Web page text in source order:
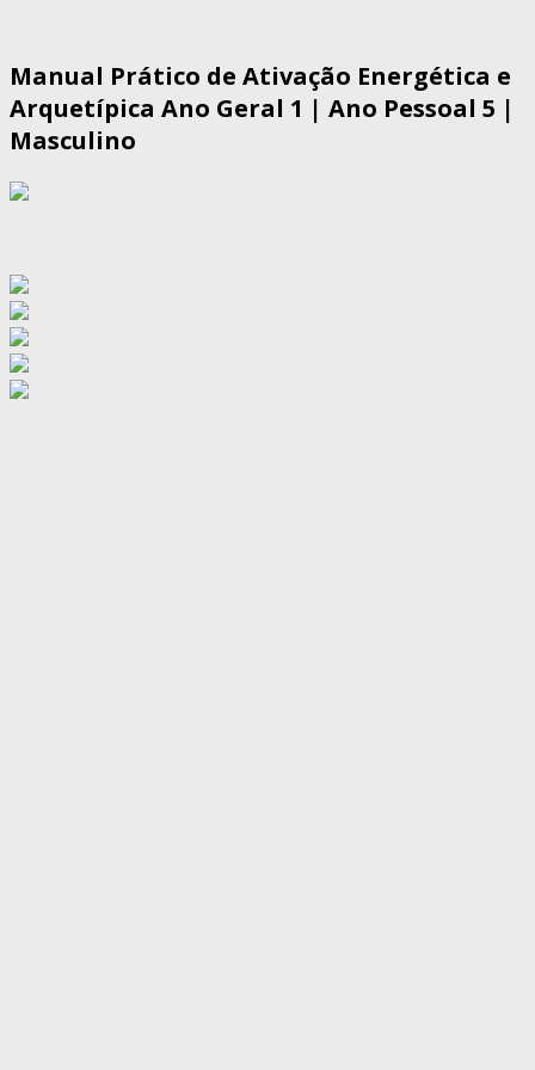
Manual Prático de Ativação Energética e
Arquetípica Ano Geral 1 | Ano Pessoal 5 |
Masculino